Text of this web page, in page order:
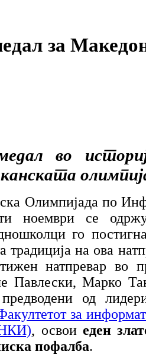
за
во
Олимпијада по
ноември се
го
традиција на ова
натпревар во
Павлески, Марко
од
за
, освоиеден
пофалба.